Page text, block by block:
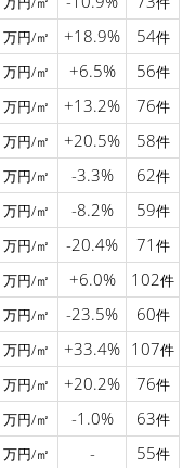
万円/㎡ +18.9% 54件
万円/㎡ +6.5% 56件
万円/㎡ +13.2% 76件
万円/㎡ +20.5% 58件
万円/㎡ -3.3% 62件
万円/㎡ -8.2% 59件
万円/㎡ -20.4% 71 件
万円/㎡ +6.0% 102件
万円/㎡ -23.5% 60件
万円/㎡ +33.4% 107件
万円/㎡ +20.2% 76件
万円/㎡ -1.0% 63件
万円/㎡ - 55件